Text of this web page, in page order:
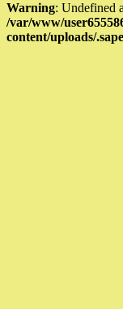
Warning: Undefined
/var/www/
content/uploads/